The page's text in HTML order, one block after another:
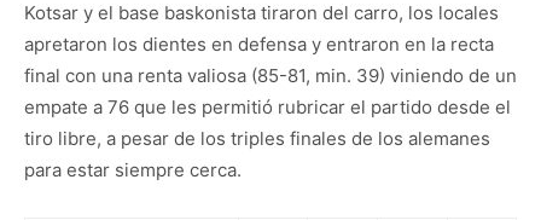
Kotsar y el base baskonista tiraron del carro, los locales
apretaron los dientes en defensa y entraron en la recta
final con una renta valiosa (85-81, min. 39) viniendo de un
empate a 76 que les permitió rubricar el partido desde el
tiro libre, a pesar de los triples finales de los alemanes
para estar siempre cerca.